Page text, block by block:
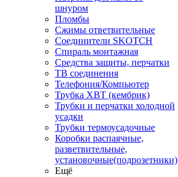
шнуром
Пломбы
Сжимы ответвительные
Соединители SKOTCH
Спираль монтажная
Средства защиты, перчатки
ТВ соединения
Телефония/Компьютер
Трубка ХВТ (кембрик)
Трубки и перчатки холодной
усадки
Трубки термоусадочные
Коробки распаячные,
разветвительные,
установочные(подрозетники)
Ещё